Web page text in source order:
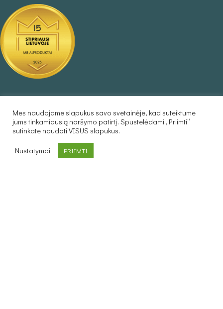
Taisyklės
Privatumo politika
Prekių pristatymas
Atsiskaitymo būdai
Mes naudojame slapukus savo svetainėje, kad suteiktume
jums tinkamiausią naršymo patirtį. Spustelėdami „Priimti“
sutinkate naudoti VISUS slapukus.
Nustatymai PRIIMTI